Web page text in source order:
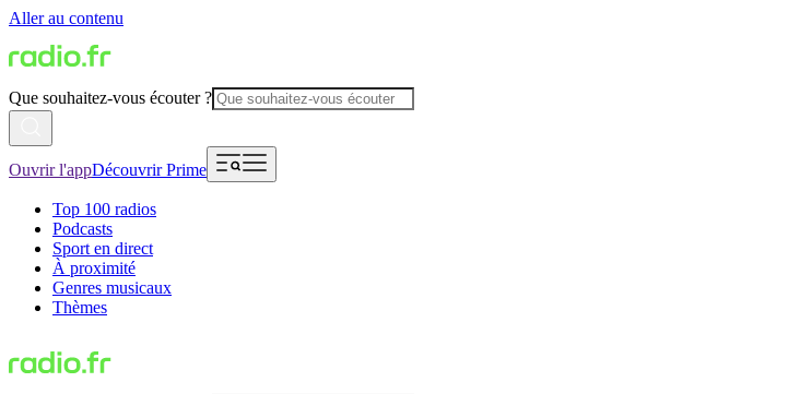
Aller au contenu
Que souhaitez-vous écouter ?
Ouvrir l'appDécouvrir Prime
Top 100 radios
Podcasts
Sport en direct
À proximité
Genres musicaux
Thèmes